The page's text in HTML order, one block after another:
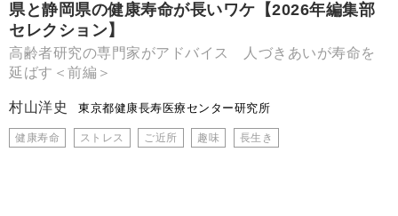
県と静岡県の健康寿命が長いワケ【2026年編集部
セレクション】
高齢者研究の専門家がアドバイス 人づきあいが寿命を
延ばす＜前編＞
村山洋史 東京都健康長寿医療センター研究所
健康寿命 ストレス ご近所 趣味 長生き